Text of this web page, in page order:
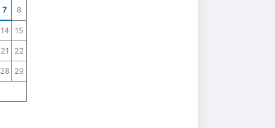
7 8
14 15
21 22
28 29